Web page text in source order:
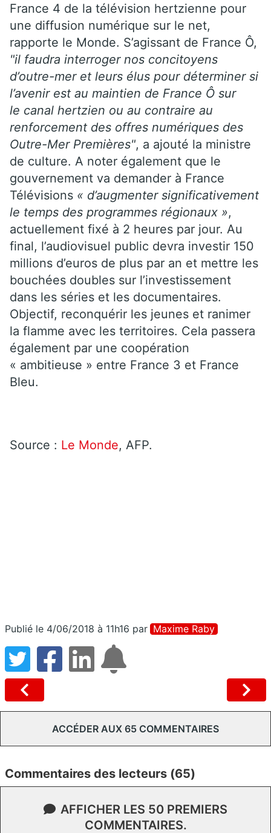
France 4 de la télévision hertzienne pour
une diffusion numérique sur le net,
rapporte le Monde. S’agissant de France Ô,
"il faudra interroger nos concitoyens
d’outre-mer et leurs élus pour déterminer si
l’avenir est au maintien de France Ô sur
le canal hertzien ou au contraire au
renforcement des offres numériques des
Outre-Mer Premières", a ajouté la ministre
de culture. A noter également que le
gouvernement va demander à France
Télévisions « d’augmenter significativement
le temps des programmes régionaux »,
actuellement fixé à 2 heures par jour. Au
final, l’audiovisuel public devra investir 150
millions d’euros de plus par an et mettre les
bouchées doubles sur l’investissement
dans les séries et les documentaires.
Objectif, reconquérir les jeunes et ranimer
la flamme avec les territoires. Cela passera
également par une coopération
« ambitieuse » entre France 3 et France
Bleu.
Source : Le Monde, AFP.
Publié le 4/06/2018 à 11h16 par Maxime Raby
ACCÉDER AUX 65 COMMENTAIRES
Commentaires des lecteurs (65)
AFFICHER LES 50 PREMIERS
COMMENTAIRES.